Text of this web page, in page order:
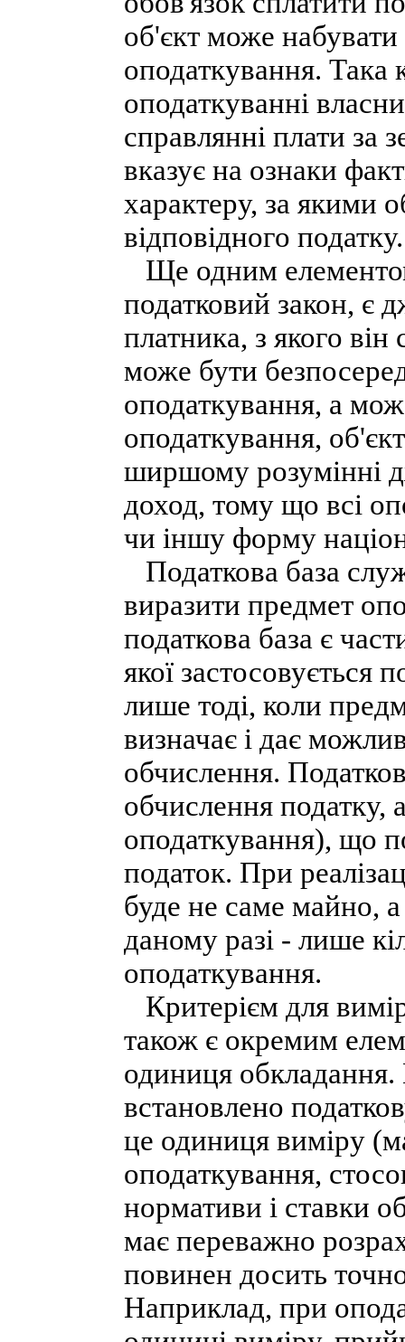
об'єкт може набувати
оподаткування. Така
оподаткуванні
справлянні плати за
вказує на ознаки
характеру, за якими
відповідного податку.
Ще одним
податковий закон, є
платника, з якого
може бути
оподаткування, а
оподаткування,
ширшому розумінні
доход, тому що всі
чи іншу форму
Податкова база
виразити предмет
податкова база є
якої застосовується
лише тоді, коли
визначає і дає
обчислення.
обчислення
оподаткування), що
податок. При
буде не саме майно,
даному разі - лише
оподаткування.
Критерієм для
також є окремим
одиниця обкладання.
встановлено
це одиниця виміру
оподаткування,
нормативи і ставки
має переважно
повинен досить
Наприклад, при